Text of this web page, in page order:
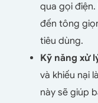
qua gọi
đến tông
tiêu dùng.
Kỹ năng xử
và khiếu nại
này sẽ giúp